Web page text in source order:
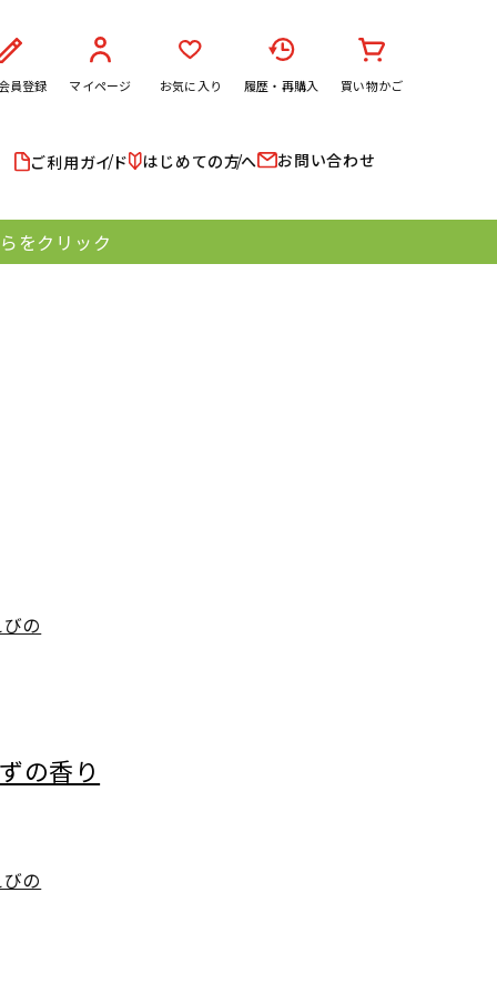
員登録 マイページ お気に入り 履歴・再購入 買い物かご
ご利用ガイド はじめての方へ お問い合わせ
をクリック
の
の香り
の